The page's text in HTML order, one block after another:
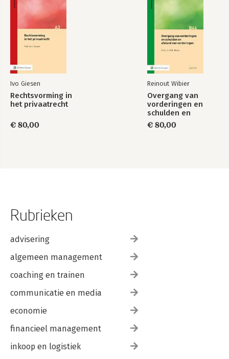
31 Hotelhouders en titel 7.9 BW / 37
Trefwoordenregister / 43
Jurisprudentieregister / 51
Monografieën BW / 53
Ivo Giesen
Rechtsvorming in
het privaatrecht
€ 80,00
Reinout Wibier
Overgang van
vorderingen en
schulden en
afstand van
vorderingen
€ 80,00
Rubrieken
advisering
algemeen management
coaching en trainen
communicatie en media
economie
financieel management
inkoop en logistiek